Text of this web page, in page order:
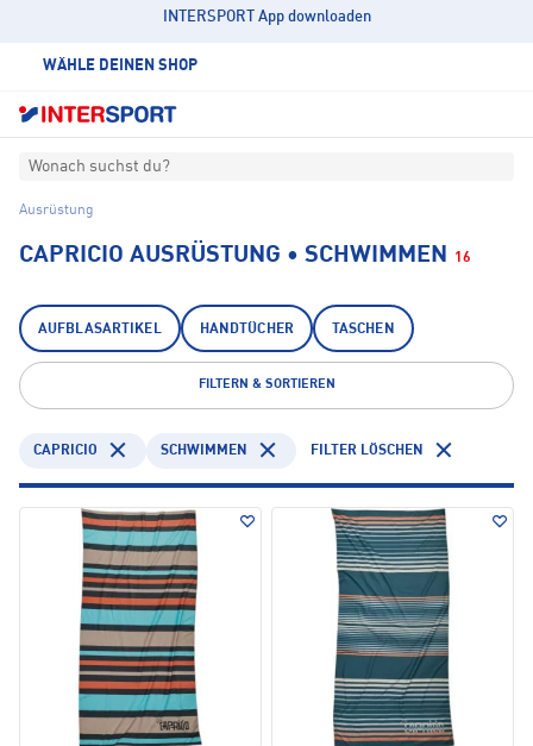
INTERSPORT App downloaden
WÄHLE DEINEN SHOP
Wonach suchst du?
Ausrüstung
CAPRICIO AUSRÜSTUNG • SCHWIMMEN 16
AUFBLASARTIKEL HANDTÜCHER TASCHEN
FILTERN & SORTIEREN
CAPRICIO SCHWIMMEN FILTER LÖSCHEN